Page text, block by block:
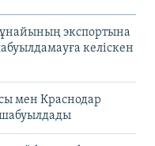
экспортына
келіскен
мен Краснодар